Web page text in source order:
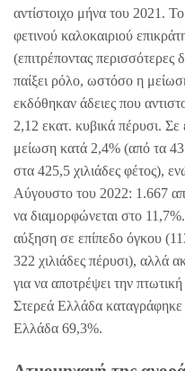
αντίστοιχο μήνα του 2021.
φετινού καλοκαιριού
(επιτρέποντας περισσότερες
παίξει ρόλο, ωστόσο η
εκδόθηκαν άδειες που
2,12 εκατ. κυβικά πέρυσι. Σε
μείωση κατά 2,4% (από τα
στα 425,5 χιλιάδες φέτος),
Αύγουστο του 2022: 1.667
να διαμορφώνεται στο
αύξηση σε επίπεδο όγκου
322 χιλιάδες πέρυσι), αλλά
για να αποτρέψει την
Στερεά Ελλάδα
Ελλάδα 69,3%.